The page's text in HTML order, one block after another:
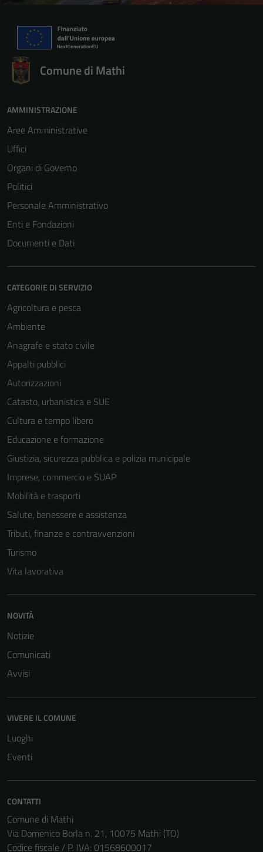
Comune di Mathi
AMMINISTRAZIONE
Aree Amministrative
Uffici
Organi di Governo
Politici
Personale Amministrativo
Enti e Fondazioni
Documenti e Dati
CATEGORIE DI SERVIZIO
Agricoltura e pesca
Ambiente
Anagrafe e stato civile
Appalti pubblici
Autorizzazioni
Catasto, urbanistica e SUE
Cultura e tempo libero
Educazione e formazione
Giustizia, sicurezza pubblica e polizia municipale
Imprese, commercio e SUAP
Mobilità e trasporti
Salute, benessere e assistenza
Tributi, finanze e contravvenzioni
Turismo
Vita lavorativa
NOVITÀ
Notizie
Comunicati
Avvisi
VIVERE IL COMUNE
Luoghi
Eventi
CONTATTI
Comune di Mathi
Via Domenico Borla n. 21, 10075 Mathi (TO)
Codice fiscale / P. IVA: 01568600017